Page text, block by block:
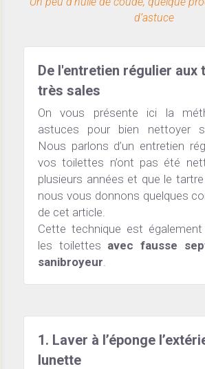
Laver WC et Urinoirs par étapes
Mauvaises Idées Nettoyage
Education enfant propre
Produits ménagers acides
Punaise de lit toilettes
Histoire des écrans d'urinoirs
Décorer vos WC avec des
d’astuce
De l'entretien régulier aux
très sales
On vous présente ici la
astuces pour bien nettoyer
Nous parlons d’un entretien
vos toilettes n’ont pas été
plusieurs années et que le
nous vous donnons quelques
de cet article.
Cette technique est
les toilettes avec fausse
sanibroyeur.
1. Laver à l’éponge
lunette